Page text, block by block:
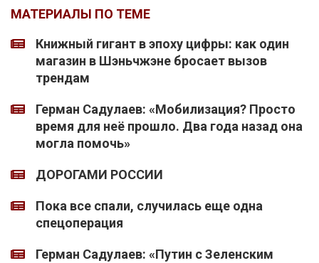
МАТЕРИАЛЫ ПО ТЕМЕ
Книжный гигант в эпоху цифры: как один
магазин в Шэньчжэне бросает вызов
трендам
Герман Садулаев: «Мобилизация? Просто
время для неё прошло. Два года назад она
могла помочь»
ДОРОГАМИ РОССИИ
Пока все спали, случилась еще одна
спецоперация
Герман Садулаев: «Путин с Зеленским